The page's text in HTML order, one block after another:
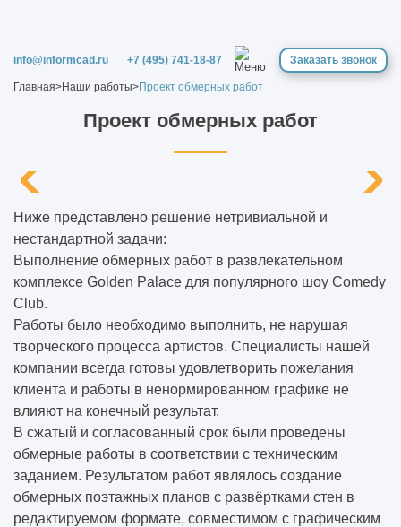
info@informcad.ru +7 (495) 741-18-87 Заказать звонок
Главная>Наши работы>Проект обмерных работ
Проект обмерных работ
Ниже представлено решение нетривиальной и
нестандартной задачи:
Выполнение обмерных работ в развлекательном
комплексе Golden Palace для популярного шоу Comedy
Club.
Работы было необходимо выполнить, не нарушая
творческого процесса артистов. Специалисты нашей
компании всегда готовы удовлетворить пожелания
клиента и работы в ненормированном графике не
влияют на конечный результат.
В сжатый и согласованный срок были проведены
обмерные работы в соответствии с техническим
заданием. Результатом работ являлось создание
обмерных поэтажных планов с развёртками стен в
редактируемом формате, совместимом с графическим